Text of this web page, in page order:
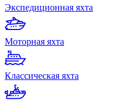
Экспедиционная яхта
Моторная яхта
Классическая яхта